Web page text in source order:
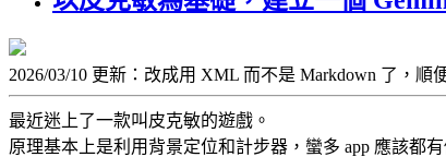
2026/03/10 更新：改成用 XML 而不是 Markdown 了，順
最近迷上了一款叫皮克敏的遊戲。
原理基本上是利用背景定位和計步器，蠻多 app 應該都